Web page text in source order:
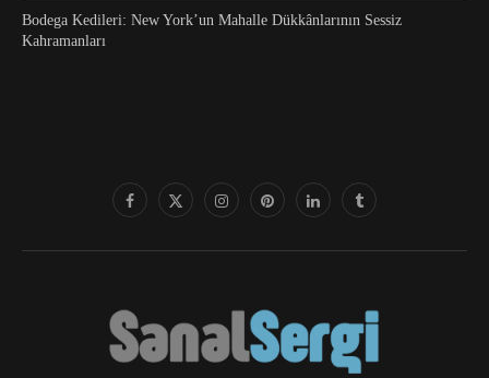
Bodega Kedileri: New York’un Mahalle Dükkânlarının Sessiz
Kahramanları